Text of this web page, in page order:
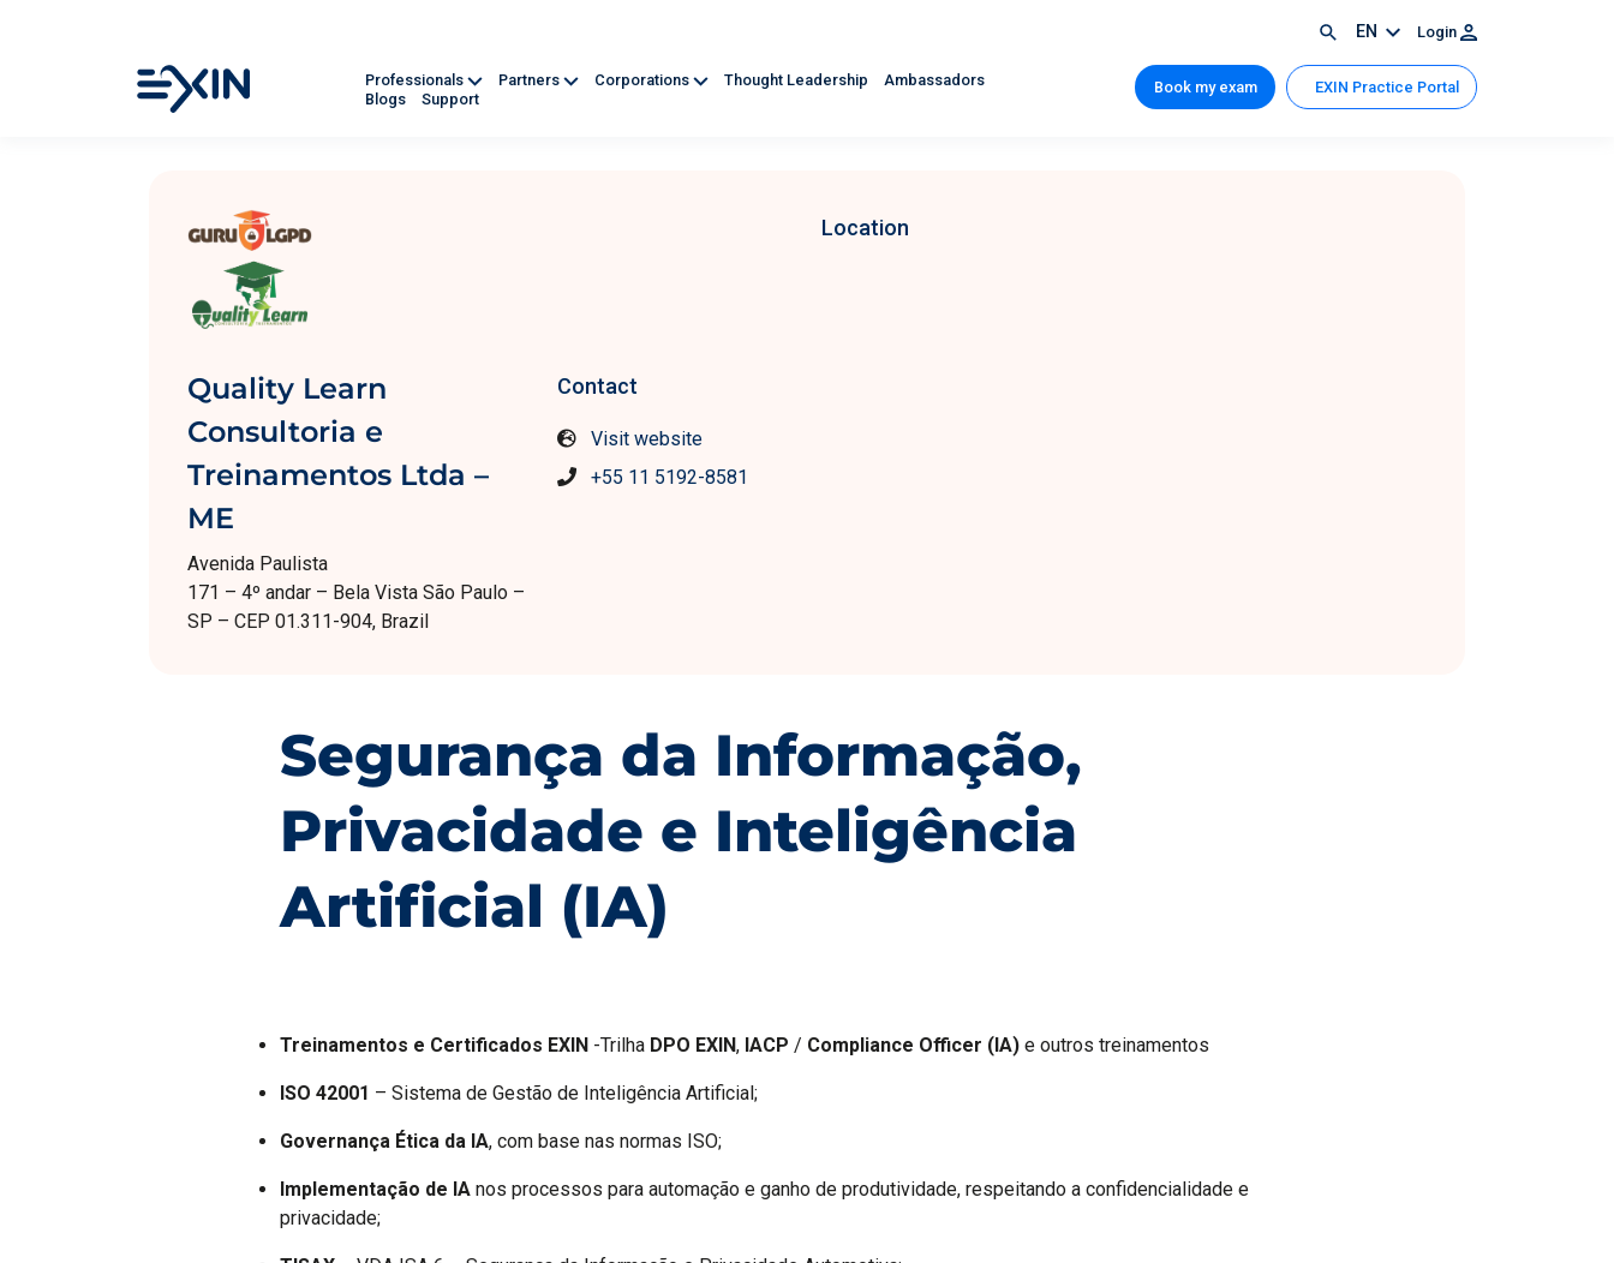
EN Login
Professionals Partners Corporations Thought Leadership
Ambassadors
Blogs
Support
Book my exam EXIN Practice Portal
Quality Learn
Consultoria e
Treinamentos Ltda –
ME
Avenida Paulista
171 – 4º andar – Bela Vista São Paulo –
SP – CEP 01.311-904, Brazil
Contact
Visit website
+55 11 5192-8581
Location
Segurança da Informação,
Privacidade e Inteligência
Artificial (IA)
Treinamentos e Certificados EXIN -Trilha DPO EXIN, IACP / Compliance Officer (IA) e outros treinamentos
ISO 42001 – Sistema de Gestão de Inteligência Artificial;
Governança Ética da IA, com base nas normas ISO;
Implementação de IA nos processos para automação e ganho de produtividade, respeitando a confidencialidade e
privacidade;